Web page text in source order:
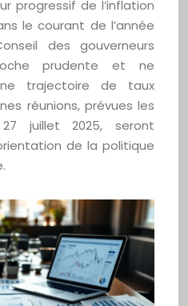
progressif de l’inflation
le courant de l’année
des gouverneurs
prudente et ne
trajectoire de taux
réunions, prévues les
juillet 2025, seront
de la politique